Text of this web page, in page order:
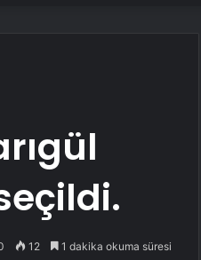
12 1 dakika okuma süresi